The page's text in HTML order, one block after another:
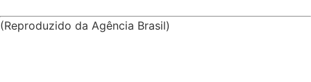
(Reproduzido da Agência Brasil)